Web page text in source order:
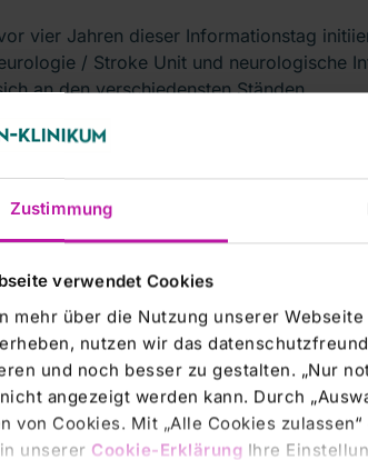
Zustimmung
verwendet Cookies
mehr über die Nutzung unserer
nutzen wir das
und noch besser zu gestalten. „Nur
angezeigt werden kann. Durch
von Cookies. Mit „Alle Cookies
unserer Cookie-Erklärung Ihre
vier Jahren dieser Informationstag
/ Stroke Unit und neurologische
an den verschiedensten Ständen.
am RHÖN-KLINIKUM
Sie sagte bei ihrer
zu fördern und damit auch das
den Experten über eigene
hat sie das gute
dem BRK-Kreisverband.
dankte für das Engagement all
Menschen würden die Gesundheit als
und jeder Einzelne sollte wissen, wie
gesunde Ernährung und einiges mehr.